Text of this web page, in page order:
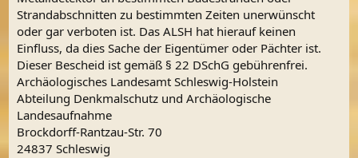
Strandabschnitten zu bestimmten Zeiten unerwünscht
oder gar verboten ist. Das ALSH hat hierauf keinen
Einfluss, da dies Sache der Eigentümer oder Pächter ist.
Dieser Bescheid ist gemäß § 22 DSchG gebührenfrei.
Archäologisches Landesamt Schleswig-Holstein
Abteilung Denkmalschutz und Archäologische
Landesaufnahme
Brockdorff-Rantzau-Str. 70
24837 Schleswig